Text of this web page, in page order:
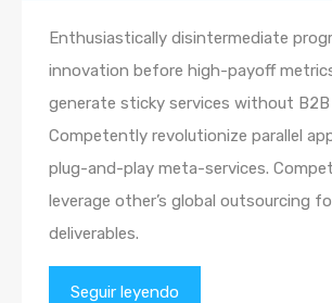
Enthusiastically disintermediate
innovation before high-payoff
generate sticky services without B2B
Competently revolutionize parallel
plug-and-play meta-services.
leverage other’s global outsourcing
deliverables.
Seguir leyendo